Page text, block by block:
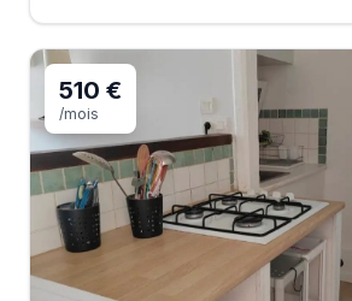
510 €
/mois